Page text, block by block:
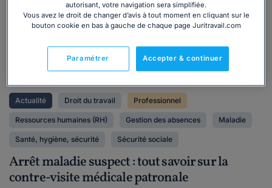
Actualité Droit du travail Professionnel
Ressources humaines (RH) Gestion des absences Maladie
Santé, hygiène, sécurité Sécurité sociale
Arrêt maladie suspect : tout savoir sur la
contre-visite médicale patronale
autorisant, votre navigation sera simplifiée.
Vous avez le droit de changer d’avis à tout moment en cliquant sur le
bouton cookie en bas à gauche de chaque page Juritravail.com
Accepter & continuer
Paramétrer